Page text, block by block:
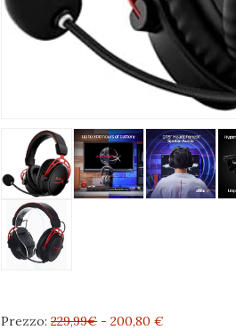
Prezzo: 229,99€ - 200,80 €